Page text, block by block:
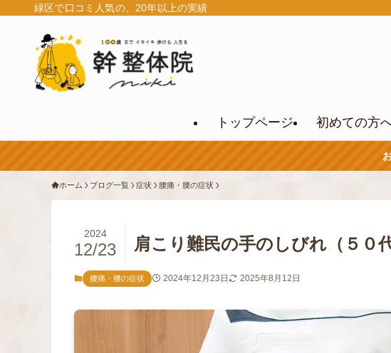
緑区で口コミ人気の、20年以上の実績
トップページ 初めての方
ホーム ブログ一覧 症状 腰痛・腰の症状
肩こり難民の手のしびれ（５０
2024
12/23
腰痛・腰の症状 2024年12月23日 2025年8月12日